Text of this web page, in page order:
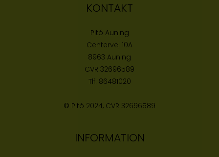
KONTAKT
Pitó Auning
Centervej 10A
8963 Auning
CVR 32696589
Tlf: 86481020
© Pitó 2024, CVR 32696589
INFORMATION